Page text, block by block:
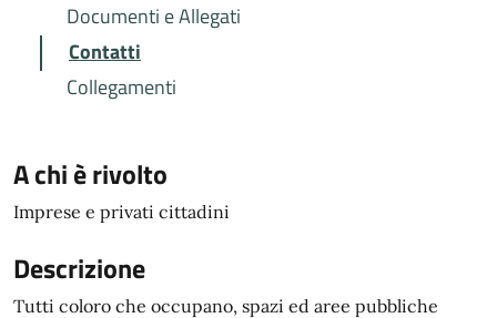
Documenti e Allegati
Contatti
Collegamenti
A chi è rivolto
Imprese e privati cittadini
Descrizione
Tutti coloro che occupano, spazi ed aree pubbliche